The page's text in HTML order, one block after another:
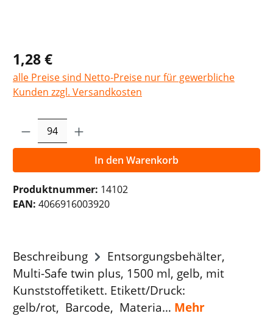
1,28 €
alle Preise sind Netto-Preise nur für gewerbliche
Kunden zzgl. Versandkosten
Produkt Anzahl: Gib den gewünschten
In den Warenkorb
Produktnummer: 14102
EAN: 4066916003920
Beschreibung
Entsorgungsbehälter,
Multi-Safe twin plus, 1500 ml, gelb, mit
Kunststoffetikett. Etikett/Druck:
gelb/rot, Barcode, Materia… Mehr